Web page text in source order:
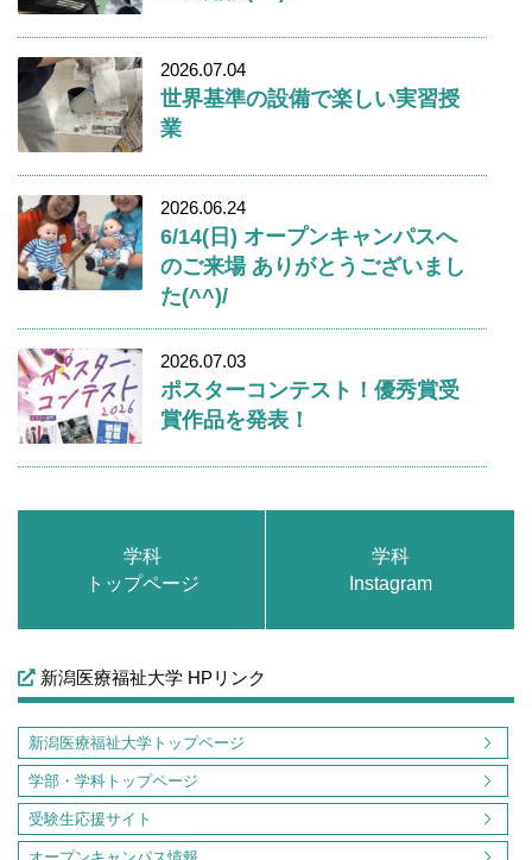
2026.07.04
世界基準の設備で楽しい実習授
業
2026.06.24
6/14(日) オープンキャンパスへ
のご来場 ありがとうございまし
た(^^)/
2026.07.03
ポスターコンテスト！優秀賞受
賞作品を発表！
学科
トップページ
学科
Instagram
新潟医療福祉大学 HPリンク
新潟医療福祉大学トップページ
学部・学科トップページ
受験生応援サイト